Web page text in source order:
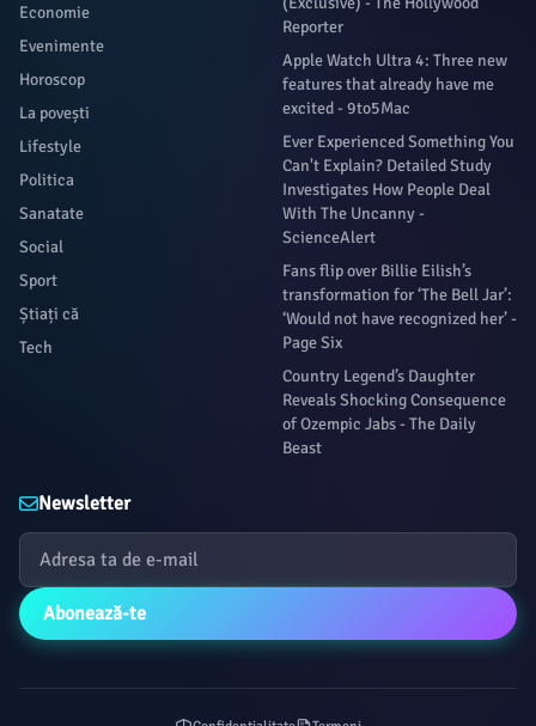
Economie
Evenimente
Horoscop
La povești
Lifestyle
Politica
Sanatate
Social
Sport
Știați că
Tech
Reporter
Apple Watch Ultra 4: Three new
features that already have me
excited - 9to5Mac
Ever Experienced Something You
Can't Explain? Detailed Study
Investigates How People Deal
With The Uncanny -
ScienceAlert
Fans flip over Billie Eilish’s
transformation for ‘The Bell Jar’:
‘Would not have recognized her’ -
Page Six
Country Legend’s Daughter
Reveals Shocking Consequence
of Ozempic Jabs - The Daily
Beast
Newsletter
Abonează-te